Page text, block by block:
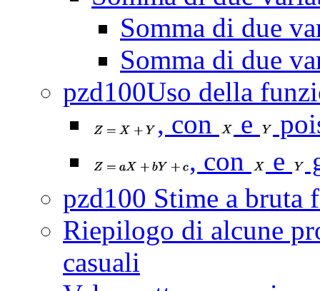
Somma di due
Somma di due
pzd100Uso della
, con
e
, con
e
pzd100 Stime a bruta
Riepilogo di alcune
casuali